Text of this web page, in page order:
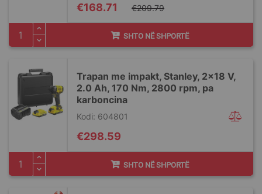
Special
Price
€168.71 €209.79
SHTO NË SHPORTË
Trapan me impakt, Stanley, 2x18 V,
2.0 Ah, 170 Nm, 2800 rpm, pa
karboncina
Kodi: 604801
€298.59
SHTO NË SHPORTË